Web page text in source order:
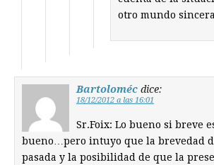
otro mundo
Bartoloméc dice:
18/12/2012 a las 16:01
Sr.Foix: Lo bueno si breve
bueno…pero intuyo que la brevedad
pasada y la posibilidad de que la